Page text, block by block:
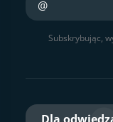
Subskrybując,